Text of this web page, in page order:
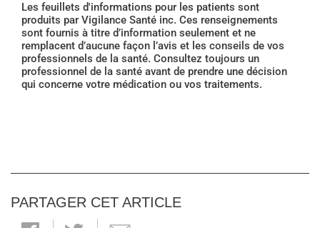
Les feuillets d'informations pour les patients sont
produits par Vigilance Santé inc. Ces renseignements
sont fournis à titre d’information seulement et ne
remplacent d’aucune façon l’avis et les conseils de vos
professionnels de la santé. Consultez toujours un
professionnel de la santé avant de prendre une décision
qui concerne votre médication ou vos traitements.
PARTAGER CET ARTICLE